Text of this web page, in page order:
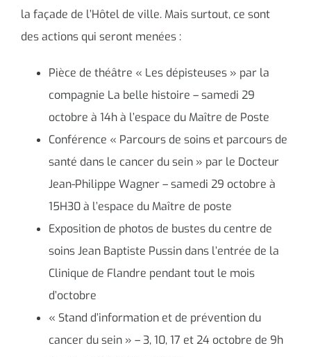
la façade de l’Hôtel de ville. Mais surtout, ce sont
des actions qui seront menées :
Pièce de théâtre « Les dépisteuses » par la
compagnie La belle histoire – samedi 29
octobre à 14h à l’espace du Maître de Poste
Conférence « Parcours de soins et parcours de
santé dans le cancer du sein » par le Docteur
Jean-Philippe Wagner – samedi 29 octobre à
15H30 à l’espace du Maître de poste
Exposition de photos de bustes du centre de
soins Jean Baptiste Pussin dans l’entrée de la
Clinique de Flandre pendant tout le mois
d’octobre
« Stand d’information et de prévention du
cancer du sein » – 3, 10, 17 et 24 octobre de 9h